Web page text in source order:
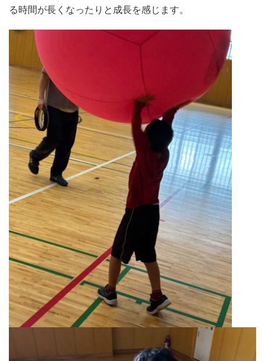
る時間が長くなったりと成長を感じます。